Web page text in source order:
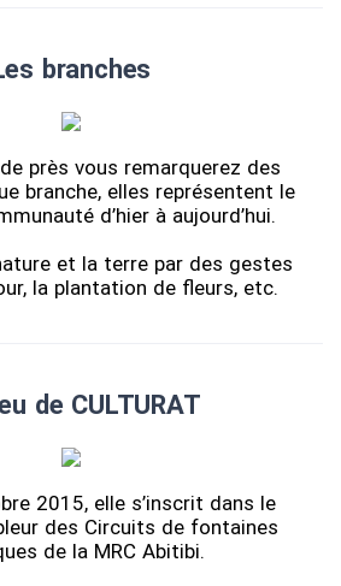
branches
de près vous remarquerez des
branche, elles représentent le
d’hier à aujourd’hui.
et la terre par des gestes
la plantation de fleurs, etc.
de CULTURAT
2015, elle s’inscrit dans le
des Circuits de fontaines
de la MRC Abitibi.